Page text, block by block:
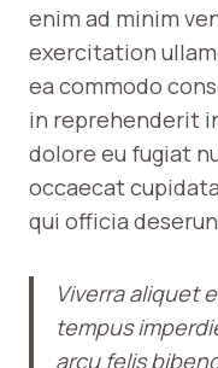
enim ad minim
exercitation
ea commodo
in reprehenderit
dolore eu fugiat
occaecat
qui officia
Viverra aliquet
tempus
arcu felis